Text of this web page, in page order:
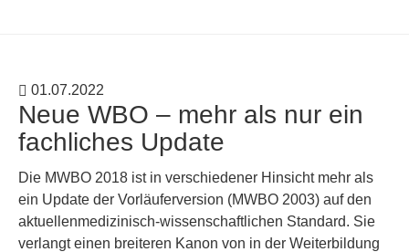
01.07.2022
Neue WBO – mehr als nur ein
fachliches Update
Die MWBO 2018 ist in verschiedener Hinsicht mehr als
ein Update der Vorläuferversion (MWBO 2003) auf den
aktuellenmedizinisch-wissenschaftlichen Standard. Sie
verlangt einen breiteren Kanon von in der Weiterbildung